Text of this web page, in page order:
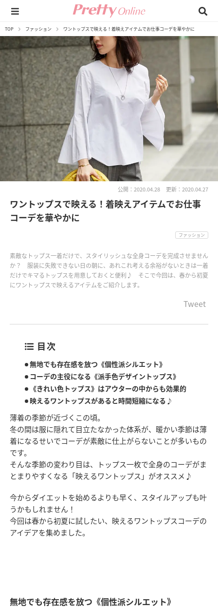
TOP ファッション ワントップスで映える！着映えアイテムでお仕事コーデを華やかに
公開：2020.04.28 更新：2020.04.27
ワントップスで映える！着映えアイテムでお仕事
コーデを華やかに
ファッション
素敵なトップス一着だけで、スタイリッシュな全身コーデを完成させません
か？ 服装に失敗できない日の朝に、あれこれ考える余裕がないときは一着
だけでキマるトップスを用意しておくと便利♪ そこで今回は、春から初夏
にワントップスで映えるアイテムをご紹介します。
Tweet
目次
無地でも存在感を放つ《個性派シルエット》
コーデの主役になる《派手色デザイントップス》
《きれい色トップス》はアウターの中からも効果的
映えるワントップスがあると時間短縮になる♪
薄着の季節が近づくこの頃。
冬の間は服に隠れて目立たなかった体系が、暖かい季節は薄
着になるせいでコーデが素敵に仕上がらないことが多いもの
です。
そんな季節の変わり目は、トップス一枚で全身のコーデがま
とまりやすくなる「映えるワントップス」がオススメ♪
今からダイエットを始めるよりも早く、スタイルアップも叶
うかもしれません！
今回は春から初夏に試したい、映えるワントップスコーデの
アイデアを集めました。
無地でも存在感を放つ《個性派シルエット》